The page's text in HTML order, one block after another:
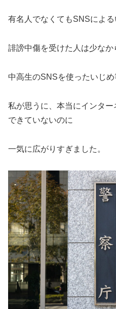
有名人でなくてもSNSによる
誹謗中傷を受けた人は少なか
中高生のSNSを使ったいじめ
私が思うに、本当にインタ
できていないのに
一気に広がりすぎました。